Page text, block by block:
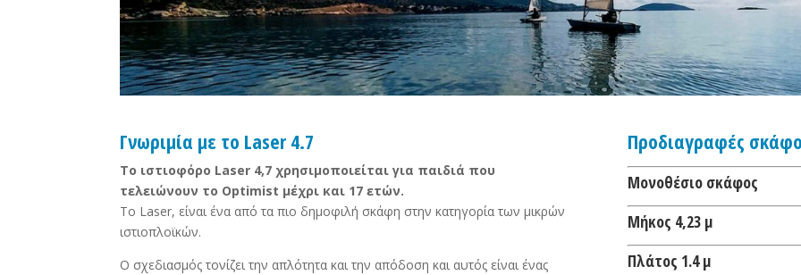
Γνωριμία με το Laser 4.7
Το ιστιοφόρο Laser 4,7 χρησιμοποιείται για παιδιά που
τελειώνουν το Optimist μέχρι και 17 ετών.
Το Laser, είναι ένα από τα πιο δημοφιλή σκάφη στην κατηγορία των μικρών
ιστιοπλοϊκών.
Ο σχεδιασμός τονίζει την απλότητα και την απόδοση και αυτός είναι ένας
Προδιαγραφές
Mονοθέσιο σκάφος
Μήκος 4,23 μ
Πλάτος 1.4 μ